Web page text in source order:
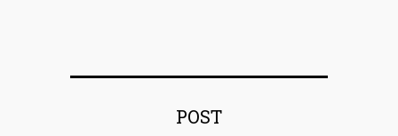
POST